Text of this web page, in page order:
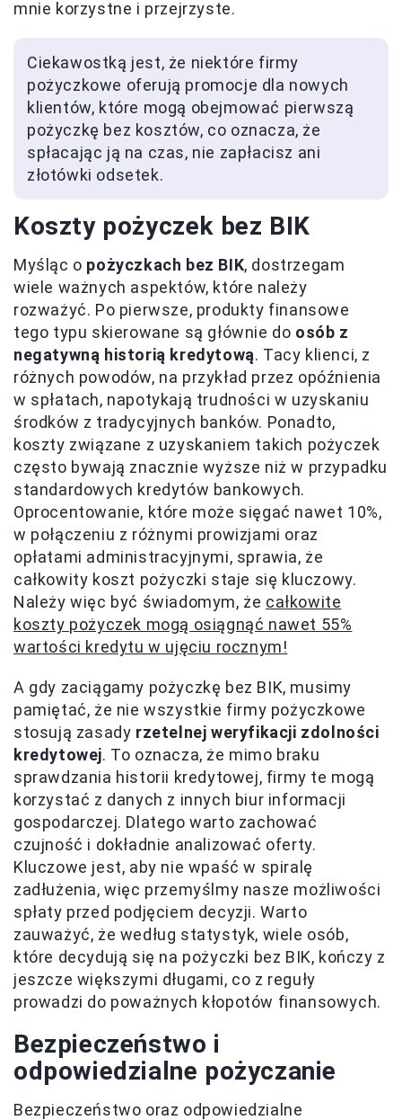
mnie korzystne i przejrzyste.
Ciekawostką jest, że niektóre firmy
pożyczkowe oferują promocje dla nowych
klientów, które mogą obejmować pierwszą
pożyczkę bez kosztów, co oznacza, że
spłacając ją na czas, nie zapłacisz ani
złotówki odsetek.
Koszty pożyczek bez BIK
Myśląc o pożyczkach bez BIK, dostrzegam
wiele ważnych aspektów, które należy
rozważyć. Po pierwsze, produkty finansowe
tego typu skierowane są głównie do osób z
negatywną historią kredytową. Tacy klienci, z
różnych powodów, na przykład przez opóźnienia
w spłatach, napotykają trudności w uzyskaniu
środków z tradycyjnych banków. Ponadto,
koszty związane z uzyskaniem takich pożyczek
często bywają znacznie wyższe niż w przypadku
standardowych kredytów bankowych.
Oprocentowanie, które może sięgać nawet 10%,
w połączeniu z różnymi prowizjami oraz
opłatami administracyjnymi, sprawia, że
całkowity koszt pożyczki staje się kluczowy.
Należy więc być świadomym, że całkowite
koszty pożyczek mogą osiągnąć nawet 55%
wartości kredytu w ujęciu rocznym!
A gdy zaciągamy pożyczkę bez BIK, musimy
pamiętać, że nie wszystkie firmy pożyczkowe
stosują zasady rzetelnej weryfikacji zdolności
kredytowej. To oznacza, że mimo braku
sprawdzania historii kredytowej, firmy te mogą
korzystać z danych z innych biur informacji
gospodarczej. Dlatego warto zachować
czujność i dokładnie analizować oferty.
Kluczowe jest, aby nie wpaść w spiralę
zadłużenia, więc przemyślmy nasze możliwości
spłaty przed podjęciem decyzji. Warto
zauważyć, że według statystyk, wiele osób,
które decydują się na pożyczki bez BIK, kończy z
jeszcze większymi długami, co z reguły
prowadzi do poważnych kłopotów finansowych.
Bezpieczeństwo i
odpowiedzialne pożyczanie
Bezpieczeństwo oraz odpowiedzialne